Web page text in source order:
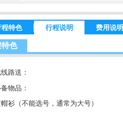
程特色 行程说明 费用说明
色
路送：
物品：
衫（不能选号，通常为大号）